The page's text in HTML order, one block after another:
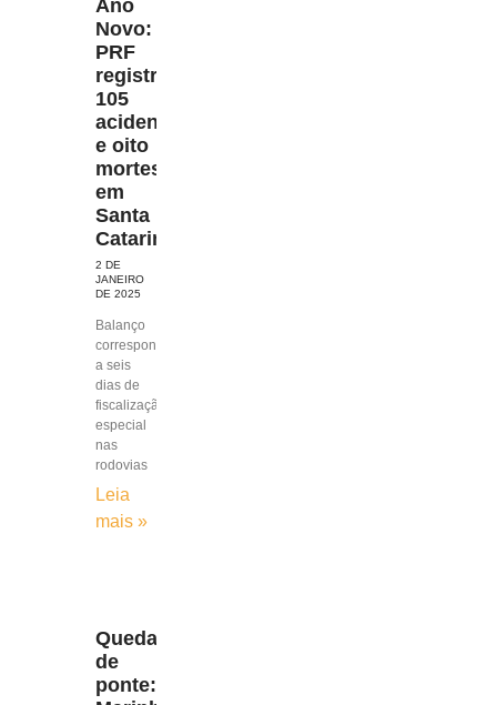
Ano
Novo:
PRF
registra
105
acidentes
e oito
mortes
em
Santa
Catarina
2 DE
JANEIRO
DE 2025
Balanço
corresponde
a seis
dias de
fiscalização
especial
nas
rodovias
Leia
mais »
Queda
de
ponte: